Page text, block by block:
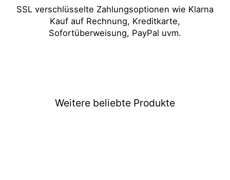
SSL verschlüsselte Zahlungsoptionen wie Klarna
Kauf auf Rechnung, Kreditkarte,
Sofortüberweisung, PayPal uvm.
Weitere beliebte Produkte